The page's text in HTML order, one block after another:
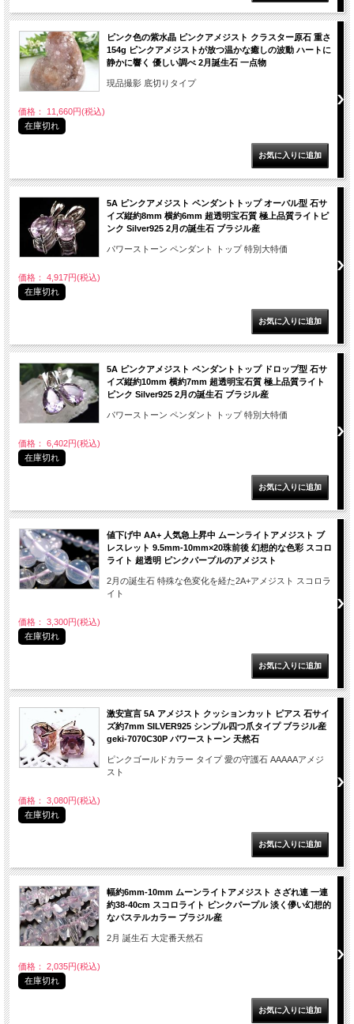
ピンク色の紫水晶 ピンクアメジスト クラスター原石 重さ
154g ピンクアメジストが放つ温かな癒しの波動 ハートに
静かに響く 優しい調べ 2月誕生石 一点物
現品撮影 底切りタイプ
価格： 11,660円(税込)
在庫切れ
5A ピンクアメジスト ペンダントトップ オーバル型 石サ
イズ縦約8mm 横約6mm 超透明宝石質 極上品質ライトピ
ンク Silver925 2月の誕生石 ブラジル産
パワーストーン ペンダント トップ 特別大特価
価格： 4,917円(税込)
在庫切れ
5A ピンクアメジスト ペンダントトップ ドロップ型 石サ
イズ縦約10mm 横約7mm 超透明宝石質 極上品質ライト
ピンク Silver925 2月の誕生石 ブラジル産
パワーストーン ペンダント トップ 特別大特価
価格： 6,402円(税込)
在庫切れ
値下げ中 AA+ 人気急上昇中 ムーンライトアメジスト ブ
レスレット 9.5mm-10mm×20珠前後 幻想的な色彩 スコロ
ライト 超透明 ピンクパープルのアメジスト
2月の誕生石 特殊な色変化を経た2A+アメジスト スコロラ
イト
価格： 3,300円(税込)
在庫切れ
激安宣言 5A アメジスト クッションカット ピアス 石サイ
ズ約7mm SILVER925 シンプル四つ爪タイプ ブラジル産
geki-7070C30P パワーストーン 天然石
ピンクゴールドカラー タイプ 愛の守護石 AAAAAアメジ
スト
価格： 3,080円(税込)
在庫切れ
幅約6mm-10mm ムーンライトアメジスト さざれ連 一連
約38-40cm スコロライト ピンクパープル 淡く儚い幻想的
なパステルカラー ブラジル産
2月 誕生石 大定番天然石
価格： 2,035円(税込)
在庫切れ